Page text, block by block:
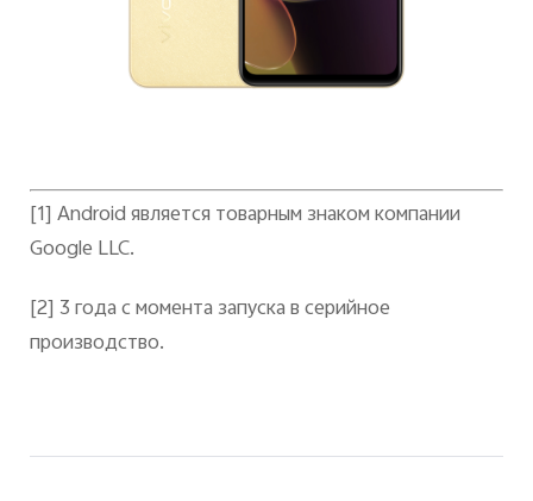
[1] Android является товарным знаком компании
Google LLC.
[2] 3 года с момента запуска в серийное
производство.